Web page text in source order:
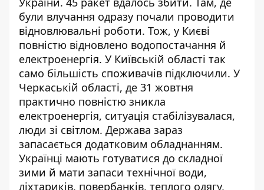
були влучання одразу почали проводити
відновлювальні роботи. Тож, у Києві
повністю відновлено водопостачання й
електроенергія. У Київській області так
само більшість споживачів підключили. У
Черкаській області, де 31 жовтня
практично повністю зникла
електроенергія, ситуація стабілізувалася,
люди зі світлом. Держава зараз
запасається додатковим обладнанням.
Українці мають готуватися до складної
зими й мати запаси технічної води,
ліхтариків, повербанків, теплого одягу,